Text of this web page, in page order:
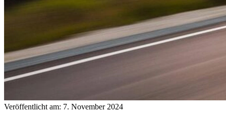
Veröffentlicht am: 7. November 2024